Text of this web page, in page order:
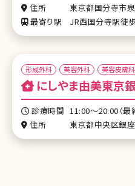
住所
東京都国分寺市
最寄り駅
JR西国分寺駅徒
形成外科 美容外科 美容皮膚科
にしやま由美東京
診療時間 11:00～20:00（最
住所
東京都中央区銀